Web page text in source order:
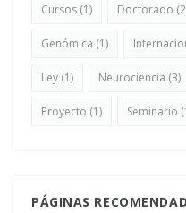
Cursos (1) Doctorado
Genómica (1)
Ley (1) Neurociencia (3)
Proyecto (1) Seminario
PÁGINAS